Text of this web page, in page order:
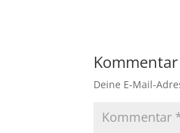
Deine E-Mail-